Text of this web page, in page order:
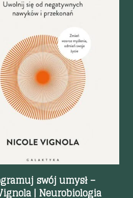
podgląd
swój umysł –
| Neurobiologia